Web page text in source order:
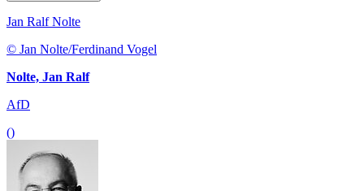
Jan Ralf Nolte
© Jan Nolte/Ferdinand Vogel
Nolte, Jan Ralf
AfD
()